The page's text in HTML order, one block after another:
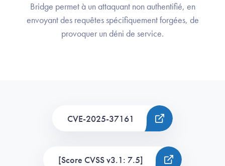
Bridge permet à un attaquant non authentifié, en
envoyant des requêtes spécifiquement forgées, de
provoquer un déni de service.
CVE-2025-37161
[Score CVSS v3.1: 7.5]